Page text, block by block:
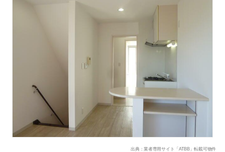
出典：業者専用サイト「ATBB」転載可物件